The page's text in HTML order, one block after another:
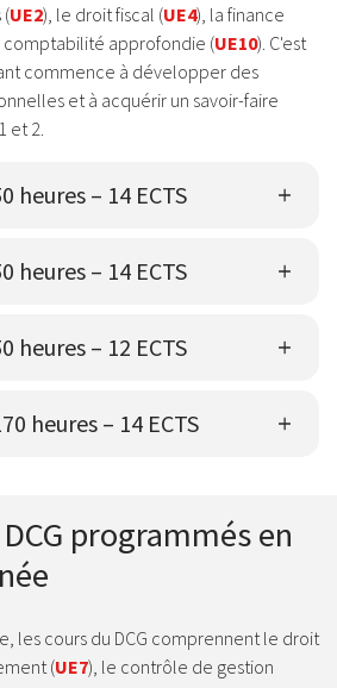
(UE2), le droit fiscal (UE4), la finance
comptabilité approfondie (UE10). C'est
commence à développer des
et à acquérir un savoir-faire
et 2.
heures – 14 ECTS
heures – 14 ECTS
heures – 12 ECTS
heures – 14 ECTS
programmés en
les cours du DCG comprennent le droit
(UE7), le contrôle de gestion